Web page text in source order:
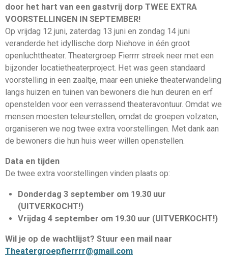
door het hart van een gastvrij dorp TWEE EXTRA
VOORSTELLINGEN IN SEPTEMBER!
Op vrijdag 12 juni, zaterdag 13 juni en zondag 14 juni
veranderde het idyllische dorp Niehove in één groot
openluchttheater. Theatergroep Fierrrr streek neer met een
bijzonder locatietheaterproject. Het was geen standaard
voorstelling in een zaaltje, maar een unieke theaterwandeling
langs huizen en tuinen van bewoners die hun deuren en erf
openstelden voor een verrassend theateravontuur. Omdat we
mensen moesten teleurstellen, omdat de groepen volzaten,
organiseren we nog twee extra voorstellingen. Met dank aan
de bewoners die hun huis weer willen openstellen.
Data en tijden
De twee extra voorstellingen vinden plaats op:
Donderdag 3 september om 19.30 uur
(UITVERKOCHT!)
Vrijdag 4 september om 19.30 uur (UITVERKOCHT!)
Wil je op de wachtlijst? Stuur een mail naar
Theatergroepfierrrr@gmail.com